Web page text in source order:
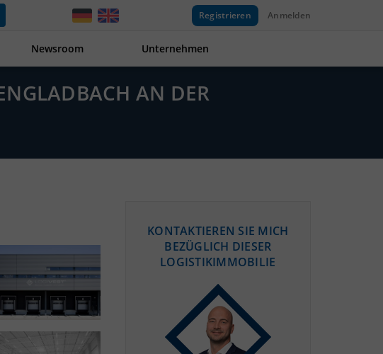
Registrieren Anmelden
Newsroom Unternehmen
AN DER
KONTAKTIEREN SIE MICH
BEZÜGLICH DIESER
LOGISTIKIMMOBILIE